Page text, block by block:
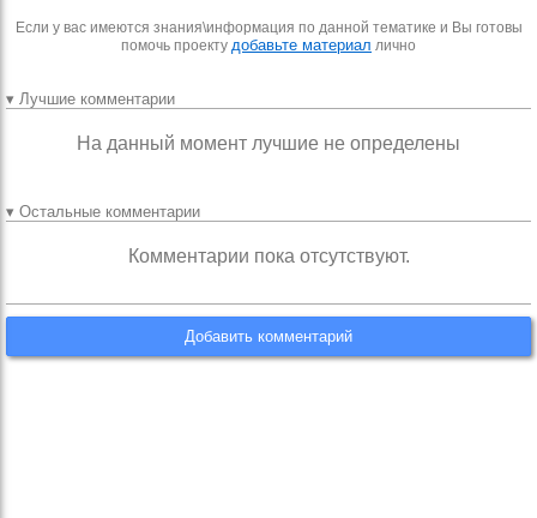
Если у вас имеются знания\информация по данной тематике и Вы готовы
помочь проекту добавьте материал лично
▾ Лучшие комментарии
На данный момент лучшие не определены
▾ Остальные комментарии
Комментарии пока отсутствуют.
Добавить комментарий